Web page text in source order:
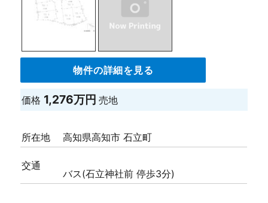
物件の詳細を見る
価格 1,276万円売地
所在地 高知県高知市 石立町
交通
バス(石立神社前 停歩3分)